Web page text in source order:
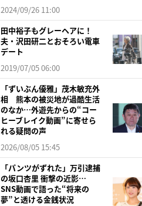
2024/09/26 11:00
田中裕子もグレーヘアに！
夫・沢田研二とおそろい電車
デート
2019/07/05 06:00
「ずいぶん優雅」茂木敏充外
相 熊本の被災地が過酷生活
のなか…外遊先からの“コー
ヒーブレイク動画”に寄せら
れる疑問の声
2026/08/05 15:45
「パンツがずれた」万引逮捕
の坂口杏里 衝撃の近影…
SNS動画で語った“将来の
夢”と透ける金銭状況